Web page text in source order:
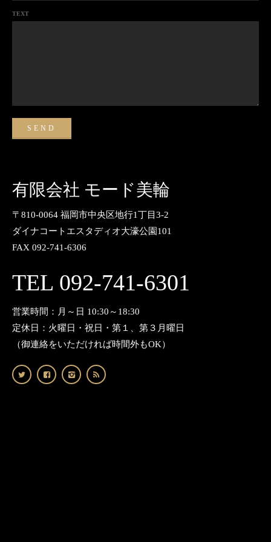
TEXT
有限会社 モード美輪
〒810-0064 福岡市中央区地行1丁目3-2
ダイナコートエスタディオ大濠公園101
FAX 092-741-6306
TEL 092-741-6301
営業時間：月～日 10:30～18:30
定休日：火曜日・祝日・第１、第３月曜日
（御連絡をいただければ時間外もOK）